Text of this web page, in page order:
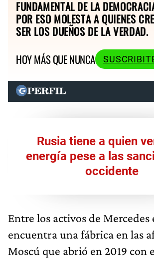
FUNDAMENTAL DE LA
POR ESO MOLESTA A QUIENES
SER LOS DUEÑOS DE LA VERDAD.
HOY MÁS QUE NUNCA
Rusia tiene a quien
energía pese a las
occidente
Entre los activos de Mercedes
encuentra una fábrica en las
Moscú que abrió en 2019 con